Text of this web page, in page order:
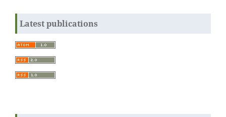
Latest publications